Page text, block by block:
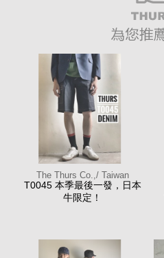
The Thurs Co.,/ Taiwan
T0045 本季最後一發，日本
牛限定！